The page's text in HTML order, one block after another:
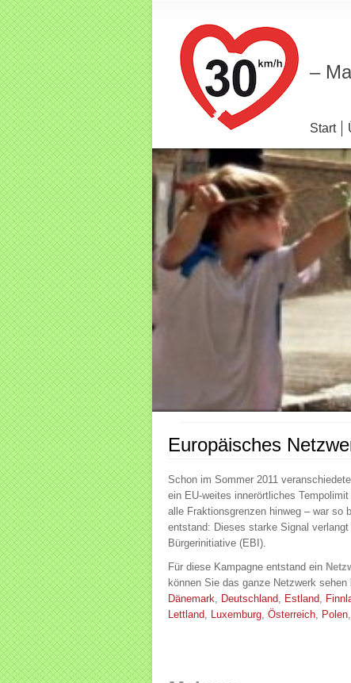
–
Start
Europäisches
Schon im Sommer 2011
ein EU-weites innerörtliches
alle Fraktionsgrenzen hinweg – war so
entstand: Dieses starke Signal
Bürgerinitiative (EBI).
Für diese Kampagne entstand ein
können Sie das ganze Netzwerk
Dänemark, Deutschland, Estland,
Lettland, Luxemburg, Österreich, Polen,